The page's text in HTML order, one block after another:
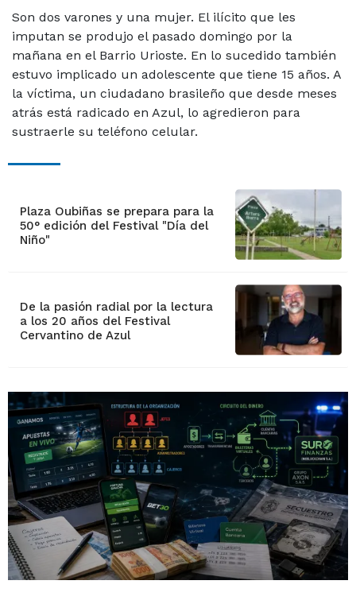
Son dos varones y una mujer. El ilícito que les
imputan se produjo el pasado domingo por la
mañana en el Barrio Urioste. En lo sucedido también
estuvo implicado un adolescente que tiene 15 años. A
la víctima, un ciudadano brasileño que desde meses
atrás está radicado en Azul, lo agredieron para
sustraerle su teléfono celular.
Plaza Oubiñas se prepara para la
50° edición del Festival "Día del
Niño"
De la pasión radial por la lectura
a los 20 años del Festival
Cervantino de Azul